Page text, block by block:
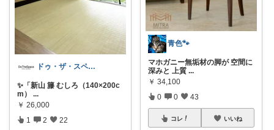
ドゥ・ザ・スペース DoTheSpace
✨「新山 籐 むしろ（140×200c
m）
...
￥ 26,000
1 2 22
青色🐾
マホガニー無垢材の脚が 空間に
深みと 上質 ...
￥ 34,100
0 0 43
コレ いいね